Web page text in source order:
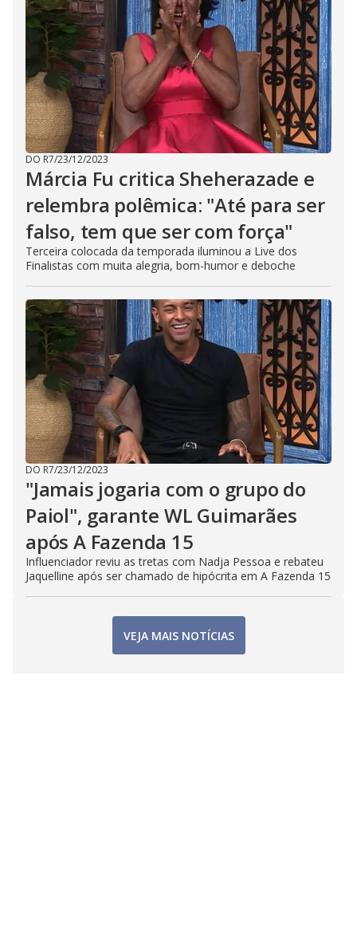
DO R7/23/12/2023
Márcia Fu critica Sheherazade e
relembra polêmica: "Até para ser
falso, tem que ser com força"
Terceira colocada da temporada iluminou a Live dos
Finalistas com muita alegria, bom-humor e deboche
DO R7/23/12/2023
"Jamais jogaria com o grupo do
Paiol", garante WL Guimarães
após A Fazenda 15
Influenciador reviu as tretas com Nadja Pessoa e rebateu
Jaquelline após ser chamado de hipócrita em A Fazenda 15
VEJA MAIS NOTÍCIAS